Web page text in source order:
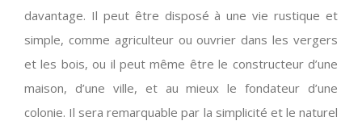
davantage. Il peut être disposé à une vie rustique et
simple, comme agriculteur ou ouvrier dans les vergers
et les bois, ou il peut même être le constructeur d’une
maison, d’une ville, et au mieux le fondateur d’une
colonie. Il sera remarquable par la simplicité et le naturel